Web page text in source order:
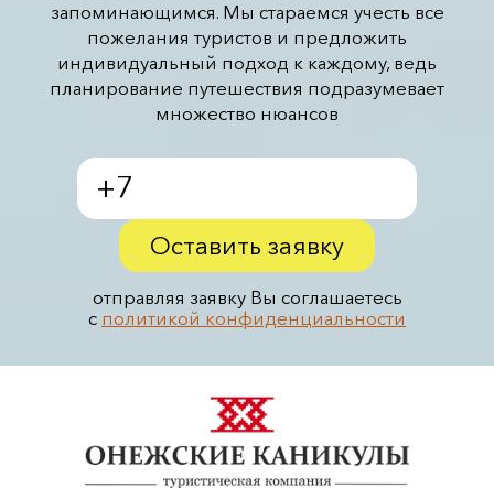
запоминающимся. Мы стараемся учесть все
пожелания туристов и предложить
индивидуальный подход к каждому, ведь
планирование путешествия подразумевает
множество нюансов
Оставить заявку
отправляя заявку Вы соглашаетесь
с политикой конфиденциальности